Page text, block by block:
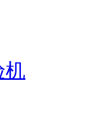
机